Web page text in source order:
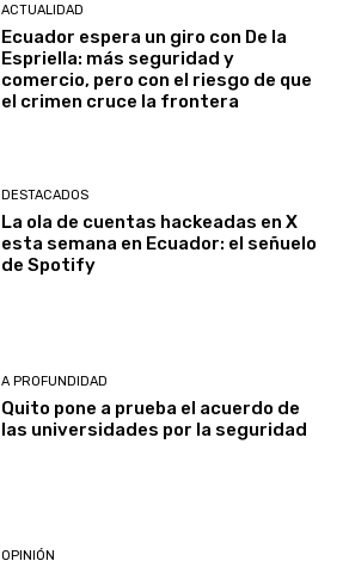
ACTUALIDAD
Ecuador espera un giro con De la
Espriella: más seguridad y
comercio, pero con el riesgo de que
el crimen cruce la frontera
DESTACADOS
La ola de cuentas hackeadas en X
esta semana en Ecuador: el señuelo
de Spotify
A PROFUNDIDAD
Quito pone a prueba el acuerdo de
las universidades por la seguridad
OPINIÓN